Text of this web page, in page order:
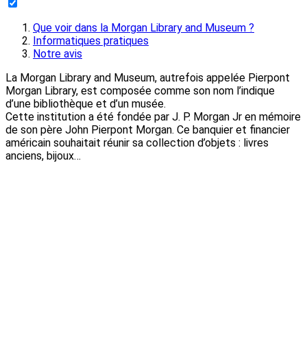
Que voir dans la Morgan Library and Museum ?
Informatiques pratiques
Notre avis
La Morgan Library and Museum, autrefois appelée Pierpont
Morgan Library, est composée comme son nom l’indique
d’une bibliothèque et d’un musée.
Cette institution a été fondée par J. P. Morgan Jr en mémoire
de son père John Pierpont Morgan. Ce banquier et financier
américain souhaitait réunir sa collection d’objets : livres
anciens, bijoux…